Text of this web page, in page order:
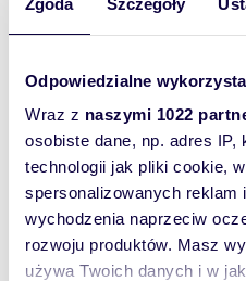
Odpowiedzialne
Wraz z naszymi 1022
osobiste dane, np. adres
technologii jak pliki cookie,
spersonalizowanych reklam
wychodzenia naprzeciw
rozwoju produktów. Masz
używa Twoich danych i w
Sopot
Sopot
Podobne oferty w